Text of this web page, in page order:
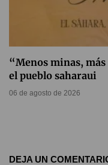
“Menos minas,
el pueblo saharaui
06 de agosto de 2026
DEJA UN